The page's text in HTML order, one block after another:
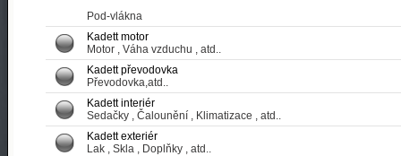
Pod-vlákna
Kadett motor
Motor , Váha vzduchu , atd..
Kadett převodovka
Převodovka,atd..
Kadett interiér
Sedačky , Čalounění , Klimatizace , atd..
Kadett exteriér
Lak , Skla , Doplňky , atd..